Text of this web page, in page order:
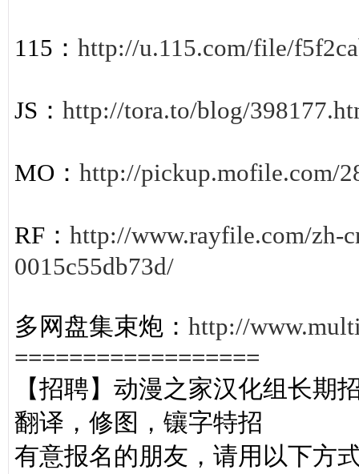
115： http://u.115.com/file/
JS： http://tora.to/blog/
MO： http://pickup.mofile.com/
RF： http://www.rayfile.com/zh-
0015c55db73d/
多网盘集束炮： http://
==================
【招聘】动漫之家汉化组长期
翻译，修图，镶字特招
有意报名的朋友，请用以下方